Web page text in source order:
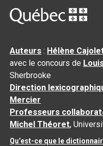
Auteurs : Hélène
avec le concours de
Sherbrooke
Direction
Mercier
Professeurs
Michel Théoret,
Qu’est-ce que le